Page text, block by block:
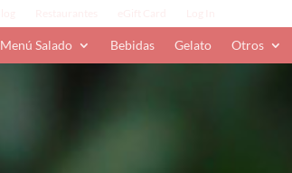
Menú Salado Bebidas Gelato Otros